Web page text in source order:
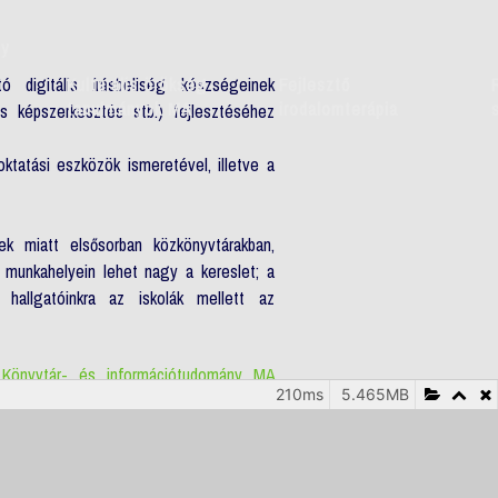
Kulturális örökség
tanulmányok MA
digitális írásbeliség készségeinek
képszerkesztés stb.) fejlesztéséhez
eszközök ismeretével, illetve a
miatt elsősorban közkönyvtárakban,
lehet nagy a kereslet; a
hallgatóinkra az iskolák mellett az
Könyvtár- és információtudomány MA
5.465MB
210ms